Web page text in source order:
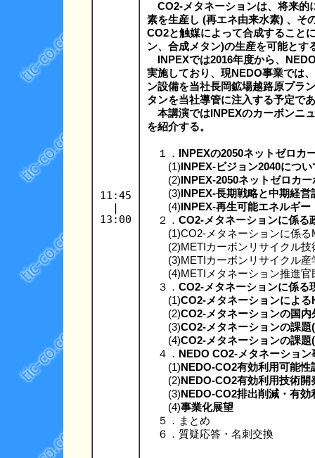
11:45
|
13:00
CO2-メタネーションは、将来的
素を生産し (再エネ由来水素) 、そ
CO2と触媒によって合成すること
ン、合成メタン)の生産を可能とす
INPEXでは2016年度から、
実施しており、現NEDO事業では
ン設備を当社長岡鉱場越路原プラ
タンを当社導管に注入する予定で
本講演ではINPEXのカーボンニ
を紹介する。
１．
INPEXの2050ネットゼロカ
(1) INPEX-ビジョン2040につい
(2) INPEX-2050ネットゼロカ
(3) INPEX-長期戦略と中期経
(4) INPEX-再生可能エネルギ
２． CO2-メタネーションに係る
(1)CO2-メタネーションに係る
(2)METIカーボンリサイクル技
(3)METIカーボンリサイクル産
(4)METIメタネーション推進官
３． CO2-メタネーションに係る
(1)CO2-メタネーションによ
(2)CO2-メタネーションの国内
(3)CO2-メタネーションの課
(4)CO2-メタネーションの課
４． NEDO CO2-メタネーション
(1)NEDO-CO2有効利用可能性
(2)NEDO-CO2有効利用技術開
(3)NEDO-CO2排出削減・有
(4)事業化展望
５．まとめ
６．質疑応答・名刺交換